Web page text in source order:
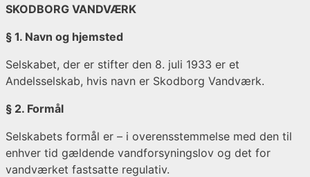
SKODBORG VANDVÆRK
§ 1. Navn og hjemsted
Selskabet, der er stifter den 8. juli 1933 er et
Andelsselskab, hvis navn er Skodborg Vandværk.
§ 2. Formål
Selskabets formål er – i overensstemmelse med den til
enhver tid gældende vandforsyningslov og det for
vandværket fastsatte regulativ.